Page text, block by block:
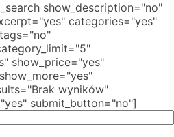
show_description="no"
categories="yes"
show_price="yes"
wyników"
submit_button="no"]